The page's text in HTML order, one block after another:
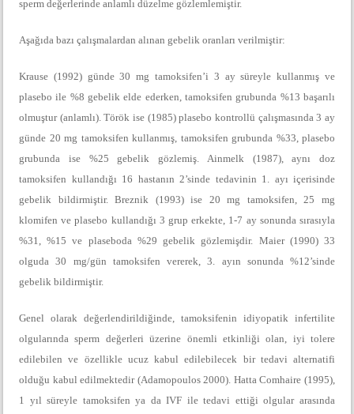
sperm değerlerinde anlamlı düzelme gözlemlemiştir.
Aşağıda bazı çalışmalardan alınan gebelik oranları verilmiştir:
Krause (1992) günde 30 mg tamoksifen’i 3 ay süreyle kullanmış ve
plasebo ile %8 gebelik elde ederken, tamoksifen grubunda %13 başarılı
olmuştur (anlamlı). Török ise (1985) plasebo kontrollü çalışmasında 3 ay
günde 20 mg tamoksifen kullanmış, tamoksifen grubunda %33, plasebo
grubunda ise %25 gebelik gözlemiş. Ainmelk (1987), aynı doz
tamoksifen kullandığı 16 hastanın 2’sinde tedavinin 1. ayı içerisinde
gebelik bildirmiştir. Breznik (1993) ise 20 mg tamoksifen, 25 mg
klomifen ve plasebo kullandığı 3 grup erkekte, 1-7 ay sonunda sırasıyla
%31, %15 ve plaseboda %29 gebelik gözlemişdir. Maier (1990) 33
olguda 30 mg/gün tamoksifen vererek, 3. ayın sonunda %12’sinde
gebelik bildirmiştir.
Genel olarak değerlendirildiğinde, tamoksifenin idiyopatik infertilite
olgularında sperm değerleri üzerine önemli etkinliği olan, iyi tolere
edilebilen ve özellikle ucuz kabul edilebilecek bir tedavi alternatifi
olduğu kabul edilmektedir (Adamopoulos 2000). Hatta Comhaire (1995),
1 yıl süreyle tamoksifen ya da IVF ile tedavi ettiği olgular arasında